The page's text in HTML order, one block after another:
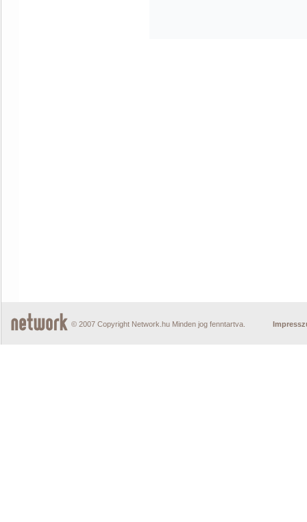
© 2007 Copyright Network.hu Minden jog fenntartva.